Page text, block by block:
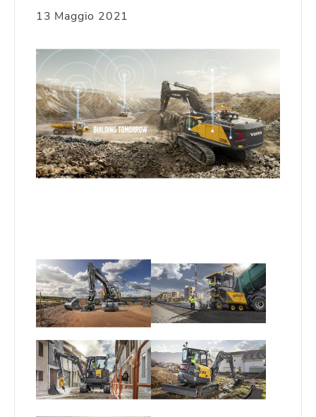
13 Maggio 2021